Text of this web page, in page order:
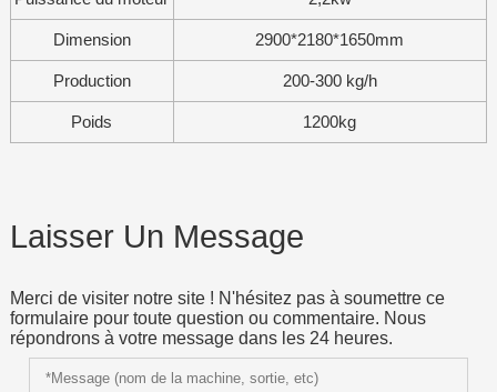
Dimension 2900*2180*1650mm
Production 200-300 kg/h
Poids 1200kg
Laisser Un Message
Merci de visiter notre site ! N'hésitez pas à soumettre ce
formulaire pour toute question ou commentaire. Nous
répondrons à votre message dans les 24 heures.